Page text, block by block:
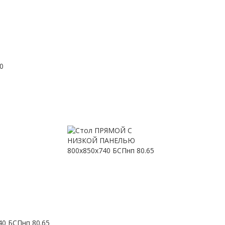
БСПнп 80.65